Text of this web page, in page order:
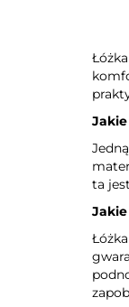
Łóżka
ta
Jakie